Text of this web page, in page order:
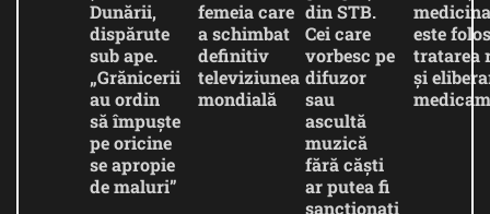
Dunării,
dispărute
sub ape.
„Grănicerii
au ordin
să împuște
pe oricine
se apropie
de maluri”
femeia care
a schimbat
definitiv
televiziunea
mondială
din STB.
Cei care
vorbesc pe
difuzor
sau
ascultă
muzică
fără căști
ar putea fi
sancționați
este
tratarea
și